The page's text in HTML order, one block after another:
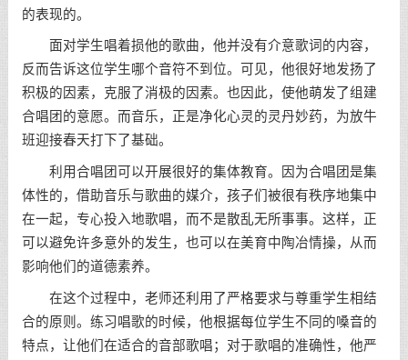
的表现的。
面对学生唱着损他的歌曲，他并没有介意歌词的内容，
反而告诉这位学生哪个音符不到位。可见，他很好地发扬了
积极的因素，克服了消极的因素。也因此，使他萌发了组建
合唱团的意愿。而音乐，正是净化心灵的灵丹妙药，为放牛
班迎接春天打下了基础。
利用合唱团可以开展很好的集体教育。因为合唱团是集
体性的，借助音乐与歌曲的媒介，孩子们被很有秩序地集中
在一起，专心投入地歌唱，而不是散乱无所事事。这样，正
可以避免许多意外的发生，也可以在美育中陶冶情操，从而
影响他们的道德素养。
在这个过程中，老师还利用了严格要求与尊重学生相结
合的原则。练习唱歌的时候，他根据每位学生不同的嗓音的
特点，让他们在适合的音部歌唱；对于歌唱的准确性，他严